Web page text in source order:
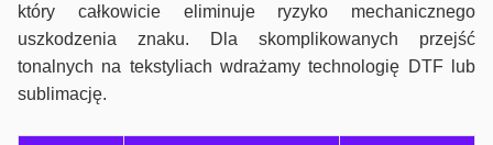
który całkowicie eliminuje ryzyko mechanicznego
uszkodzenia znaku. Dla skomplikowanych przejść
tonalnych na tekstyliach wdrażamy technologię DTF lub
sublimację.